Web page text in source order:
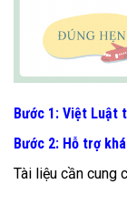
Bước 1: Việt Luật
Bước 2: Hỗ trợ
Tài liệu cần cung